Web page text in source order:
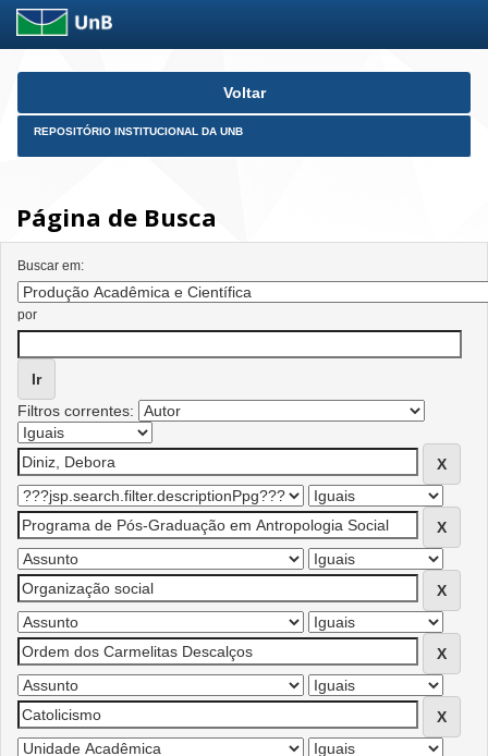
Skip
Voltar
REPOSITÓRIO INSTITUCIONAL DA UNB
Página de Busca
Buscar em:
por
Filtros correntes: